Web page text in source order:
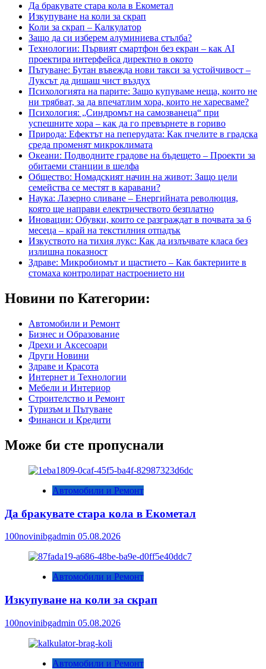
Да бракувате стара кола в Екометал
Изкупуване на коли за скрап
Коли за скрап – Калкулатор
Защо да си изберем алуминиева стълба?
Технологии: Първият смартфон без екран – как AI
проектира интерфейса директно в окото
Пътуване: Бутан въвежда нови такси за устойчивост –
Луксът да дишаш чист въздух
Психологията на парите: Защо купуваме неща, които не
ни трябват, за да впечатлим хора, които не харесваме?
Психология: „Синдромът на самозванеца“ при
успешните хора – как да го превърнете в гориво
Природа: Ефектът на пеперудата: Как пчелите в градска
среда променят микроклимата
Океани: Подводните градове на бъдещето – Проекти за
обитаеми станции в шелфа
Общество: Номадският начин на живот: Защо цели
семейства се местят в каравани?
Наука: Лазерно сливане – Енергийната революция,
която ще направи електричеството безплатно
Иновации: Обувки, които се разграждат в почвата за 6
месеца – край на текстилния отпадък
Изкуството на тихия лукс: Как да излъчвате класа без
излишна показност
Здраве: Микробиомът и щастието – Как бактериите в
стомаха контролират настроението ни
Новини по Категории:
Автомобили и Ремонт
Бизнес и Образование
Дрехи и Аксесоари
Други Новини
Здраве и Красота
Интернет и Технологии
Мебели и Интериор
Строителство и Ремонт
Туризъм и Пътуване
Финанси и Кредити
Може би сте пропуснали
Автомобили и Ремонт
Да бракувате стара кола в Екометал
100novinibgadmin 05.08.2026
Автомобили и Ремонт
Изкупуване на коли за скрап
100novinibgadmin 05.08.2026
Автомобили и Ремонт